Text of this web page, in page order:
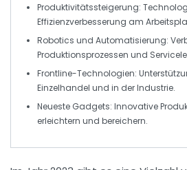
Produktivitätssteigerung:
Effizienzverbesserung am
Robotics und Automatisierung:
Produktionsprozessen und
Frontline-Technologien:
Einzelhandel und in der Industrie.
Neueste Gadgets: Innovative
erleichtern und bereichern.